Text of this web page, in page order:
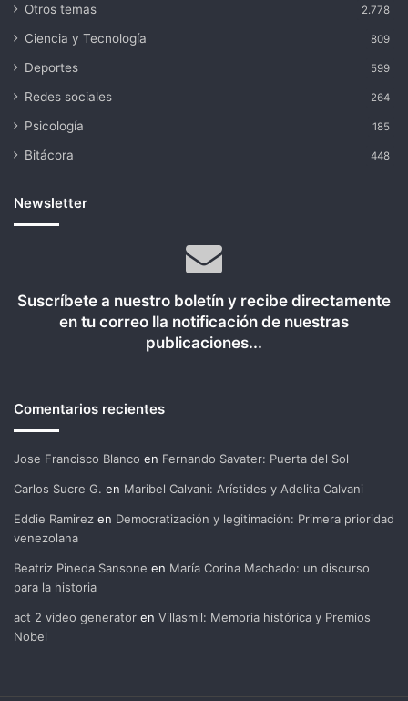
Otros temas 2.778
Ciencia y Tecnología 809
Deportes 599
Redes sociales 264
Psicología 185
Bitácora 448
Newsletter
Suscríbete a nuestro boletín y recibe directamente
en tu correo lla notificación de nuestras
publicaciones...
Comentarios recientes
Jose Francisco Blanco en Fernando Savater: Puerta del Sol
Carlos Sucre G. en Maribel Calvani: Arístides y Adelita Calvani
Eddie Ramirez en Democratización y legitimación: Primera prioridad
venezolana
Beatriz Pineda Sansone en María Corina Machado: un discurso
para la historia
act 2 video generator en Villasmil: Memoria histórica y Premios
Nobel